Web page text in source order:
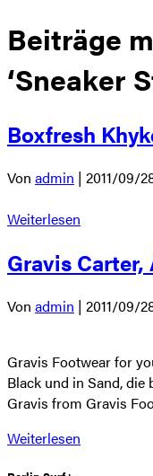
Beiträge
‘Sneaker
Boxfresh
Von admin | 2011/09/
Weiterlesen
Gravis
Von admin | 2011/09/
Gravis Footwear for
Black und in Sand, die
Gravis from Gravis
Weiterlesen